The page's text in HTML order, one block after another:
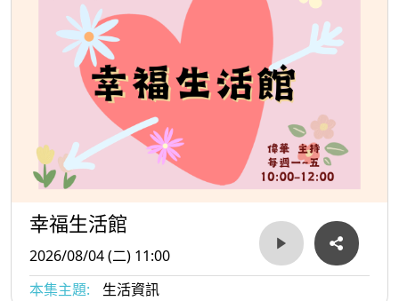
幸福生活館
2026/08/04 (二) 11:00
本集主題:
生活資訊